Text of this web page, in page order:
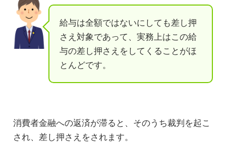
給与は全額ではないにしても差し押
さえ対象であって、実務上はこの給
与の差し押さえをしてくることがほ
とんどです。
消費者金融への返済が滞ると、そのうち裁判を起こ
され、差し押さえをされます。